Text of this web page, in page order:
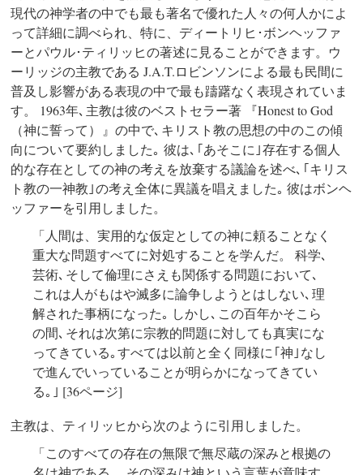
現代の神学者の中でも最も著名で優れた人々の何人かによ
って詳細に調べられ、特に、ディートリヒ･ボンヘッファ
ーとパウル･ティリッヒの著述に見ることができます。ウ
ーリッジの主教である J.A.T.ロビンソンによる最も民間に
普及し影響がある表現の中で最も躊躇なく表現されていま
す。 1963年､ 主教は彼のベストセラー著 『Honest to God
（神に誓って） 』の中で､ キリスト教の思想の中のこの傾
向について要約しました｡ 彼は､ ｢あそこに｣ 存在する個人
的な存在としての神の考えを放棄する議論を述べ､ ｢キリス
ト教の一神教｣ の考え全体に異議を唱えました｡ 彼はボンヘ
ッファーを引用しました。
「人間は、実用的な仮定としての神に頼ることなく
重大な問題すべてに対処することを学んだ。 科学､
芸術､ そして倫理にさえも関係する問題において､
これは人がもはや滅多に論争しようとはしない､ 理
解された事柄になった｡ しかし､ この百年かそこら
の間､ それは次第に宗教的問題に対しても真実にな
ってきている｡ すべては以前と全く同様に ｢神｣ なし
で進んでいっていることが明らかになってきてい
る｡ ｣ [36ページ]
主教は、ティリッヒから次のように引用しました。
「このすべての存在の無限で無尽蔵の深みと根拠の